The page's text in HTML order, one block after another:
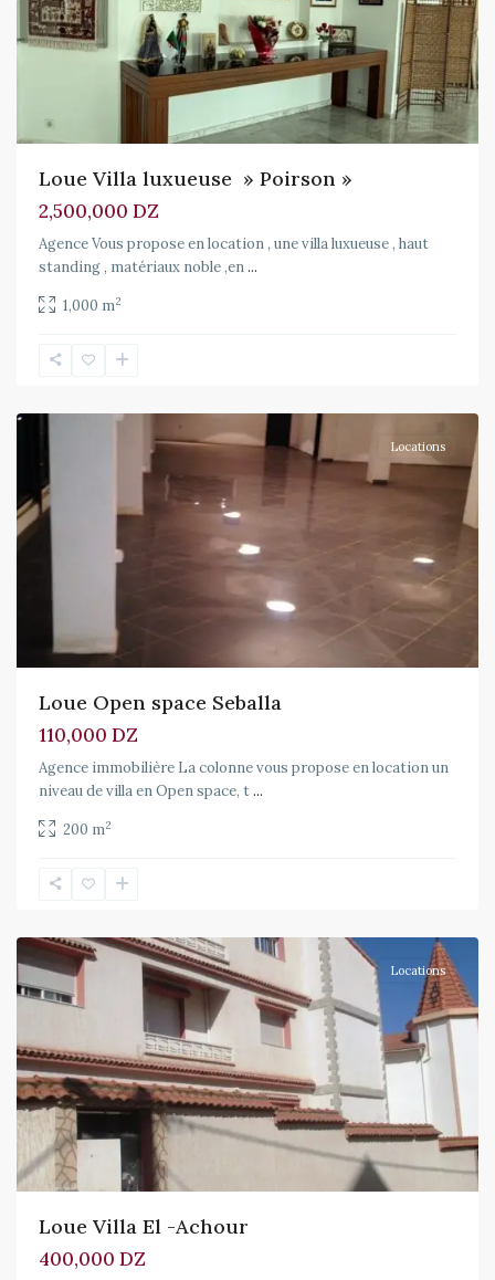
Loue Villa luxueuse » Poirson »
2,500,000 DZ
Agence Vous propose en location , une villa luxueuse , haut
standing , matériaux noble ,en...
1,000 m2
Locations
Loue Open space Seballa
110,000 DZ
Agence immobilière La colonne vous propose en location un
niveau de villa en Open space, t...
200 m2
El
Locations
Loue Villa El -Achour
400,000 DZ